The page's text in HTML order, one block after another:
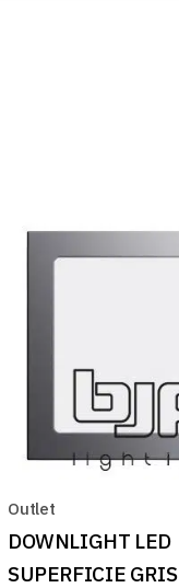
Outlet
DOWNLIGHT LED
SUPERFICIE GRIS